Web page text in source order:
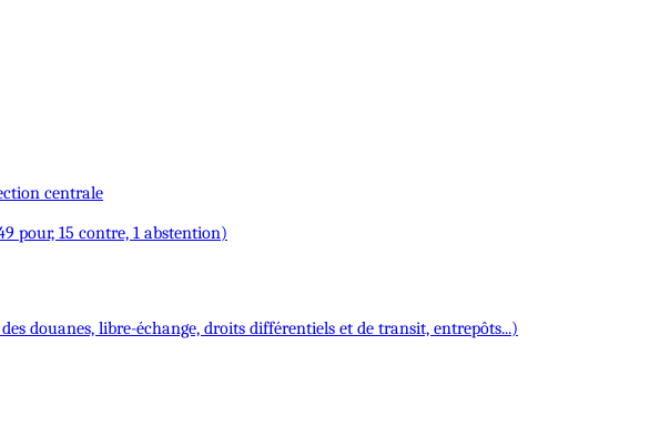
centrale
pour, 15 contre, 1 abstention)
douanes, libre-échange, droits différentiels et de transit, entrepôts...)